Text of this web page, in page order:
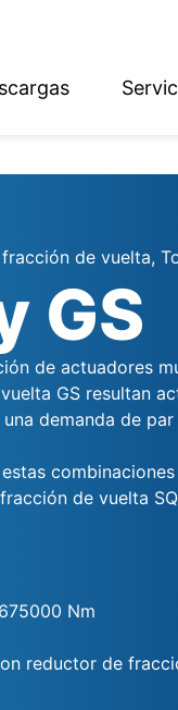
de vuelta,
GS
de actuadores
GS resultan
demanda de par
de vuelta
Nm
reductor de